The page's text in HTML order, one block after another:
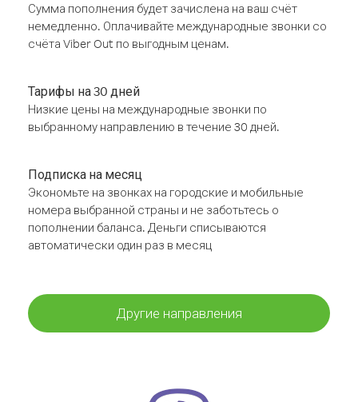
Сумма пополнения будет зачислена на ваш счёт
немедленно. Оплачивайте международные звонки со
счёта Viber Out по выгодным ценам.
Тарифы на 30 дней
Низкие цены на международные звонки по
выбранному направлению в течение 30 дней.
Подписка на месяц
Экономьте на звонках на городские и мобильные
номера выбранной страны и не заботьтесь о
пополнении баланса. Деньги списываются
автоматически один раз в месяц
Другие направления